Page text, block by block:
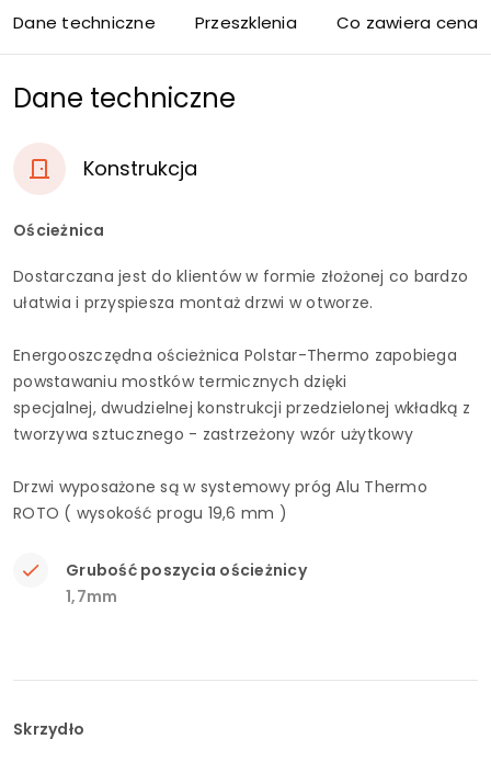
Dane techniczne Przeszklenia Co zawiera cena
Dane techniczne
Konstrukcja
Ościeżnica
Dostarczana jest do klientów w formie złożonej co bardzo
ułatwia i przyspiesza montaż drzwi w otworze.
Energooszczędna ościeżnica Polstar-Thermo zapobiega
powstawaniu mostków termicznych dzięki
specjalnej, dwudzielnej konstrukcji przedzielonej wkładką z
tworzywa sztucznego - zastrzeżony wzór użytkowy
Drzwi wyposażone są w systemowy próg Alu Thermo
ROTO ( wysokość progu 19,6 mm )
Grubość poszycia ościeżnicy
1,7mm
Skrzydło